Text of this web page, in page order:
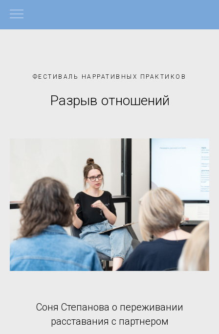
ФЕСТИВАЛЬ НАРРАТИВНЫХ ПРАКТИКОВ
Разрыв отношений
Соня Степанова о переживании
расставания с партнером